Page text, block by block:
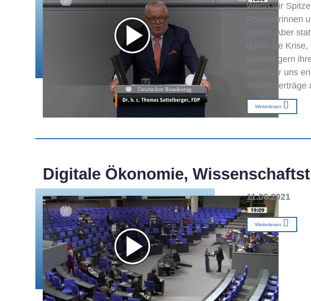
Wenn wir
Forscherinnen
bieten. Aber
durch die
liebend gern
wenn wir uns
Arbeitsverträge
Weiterlesen
Digitale Ökonomie,
11.06.2021
Weiterlesen